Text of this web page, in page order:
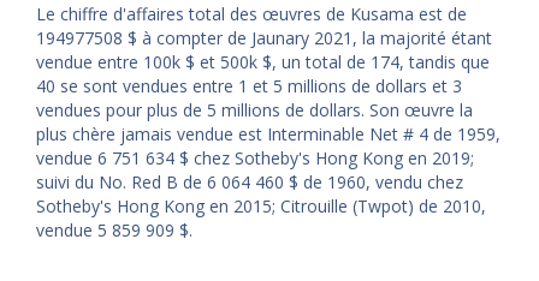
Le chiffre d'affaires total des œuvres de Kusama est de
194977508 $ à compter de Jaunary 2021, la majorité étant
vendue entre 100k $ et 500k $, un total de 174, tandis que
40 se sont vendues entre 1 et 5 millions de dollars et 3
vendues pour plus de 5 millions de dollars. Son œuvre la
plus chère jamais vendue est Interminable Net # 4 de 1959,
vendue 6 751 634 $ chez Sotheby's Hong Kong en 2019;
suivi du No. Red B de 6 064 460 $ de 1960, vendu chez
Sotheby's Hong Kong en 2015; Citrouille (Twpot) de 2010,
vendue 5 859 909 $.